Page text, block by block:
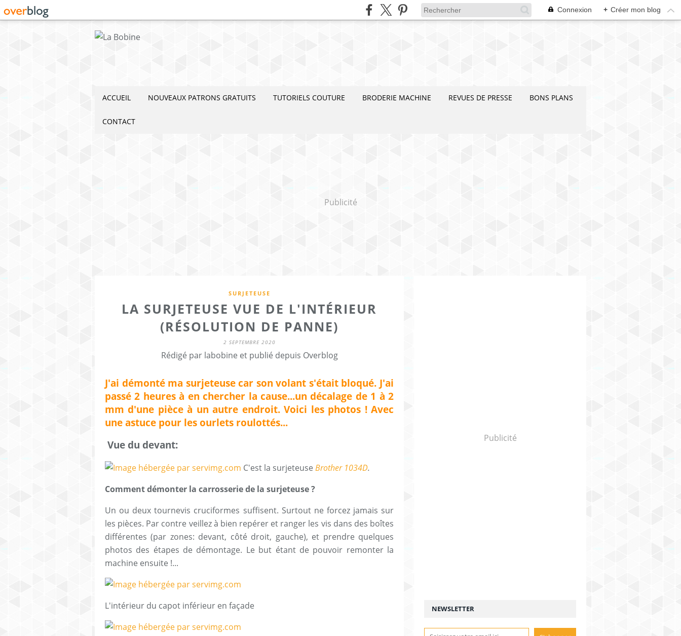
Connexion + Créer mon blog
ACCUEIL NOUVEAUX PATRONS GRATUITS TUTORIELS COUTURE BRODERIE MACHINE REVUES DE PRESSE BONS PLANS
CONTACT
Publicité
SURJETEUSE
LA SURJETEUSE VUE DE L'INTÉRIEUR
(RÉSOLUTION DE PANNE)
2 SEPTEMBRE 2020
Rédigé par labobine et publié depuis Overblog
J'ai démonté ma surjeteuse car son volant s'était bloqué. J'ai
passé 2 heures à en chercher la cause...un décalage de 1 à 2
mm d'une pièce à un autre endroit. Voici les photos ! Avec
une astuce pour les ourlets roulottés...
Vue du devant:
C'est la surjeteuse Brother 1034D.
Comment démonter la carrosserie de la surjeteuse ?
Un ou deux tournevis cruciformes suffisent. Surtout ne forcez jamais sur
les pièces. Par contre veillez à bien repérer et ranger les vis dans des boîtes
différentes (par zones: devant, côté droit, gauche), et prendre quelques
photos des étapes de démontage. Le but étant de pouvoir remonter la
machine ensuite !...
L'intérieur du capot inférieur en façade
Publicité
NEWSLETTER